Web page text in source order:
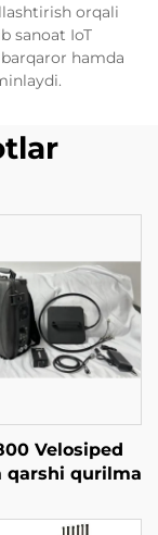
orqali
sanoat IoT
hamda
Velosiped
qarshi qurilma